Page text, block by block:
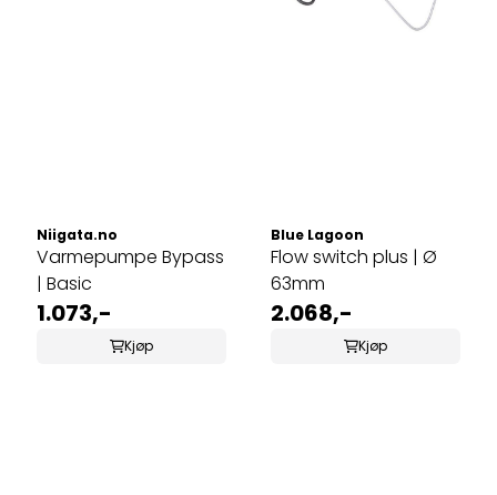
Niigata.no
Varmepumpe Bypass
| Basic
1.073,-
Kjøp
Blue Lagoon
Flow switch plus | Ø
63mm
2.068,-
Kjøp